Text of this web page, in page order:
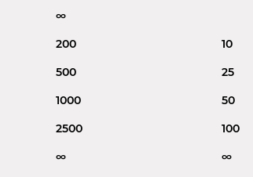
∞
200 10
500 25
1000 50
2500 100
∞ ∞